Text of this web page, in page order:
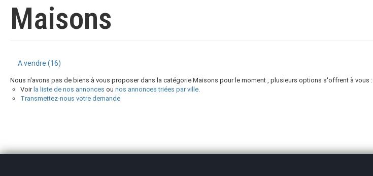
Maisons
A vendre (16)
Nous n'avons pas de biens à vous proposer dans la catégorie Maisons pour le moment , plusieurs options s'offrent à vous :
Voir la liste de nos annonces ou nos annonces triées par ville.
Transmettez-nous votre demande